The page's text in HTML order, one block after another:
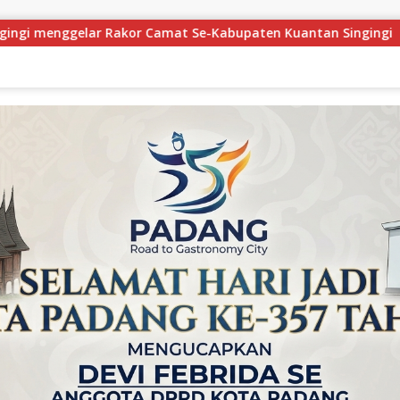
Kuantan Singingi Maigus Nasir Ajak Siswa SMA 1